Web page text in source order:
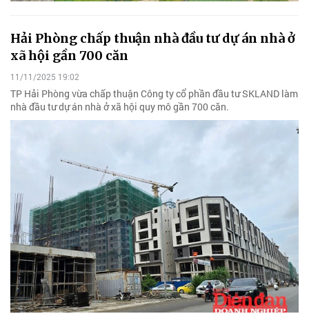
Hải Phòng chấp thuận nhà đầu tư dự án nhà ở
xã hội gần 700 căn
11/11/2025 19:02
TP Hải Phòng vừa chấp thuận Công ty cổ phần đầu tư SKLAND làm
nhà đầu tư dự án nhà ở xã hội quy mô gần 700 căn.